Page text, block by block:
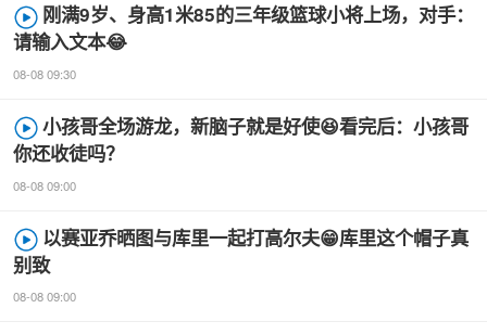
刚满9岁、身高1米85的三年级篮球小将上场，对手：
请输入文本😂
08-08 09:30
小孩哥全场游龙，新脑子就是好使😆看完后：小孩哥
你还收徒吗？
08-08 09:00
以赛亚乔晒图与库里一起打高尔夫😁库里这个帽子真
别致
08-08 09:00